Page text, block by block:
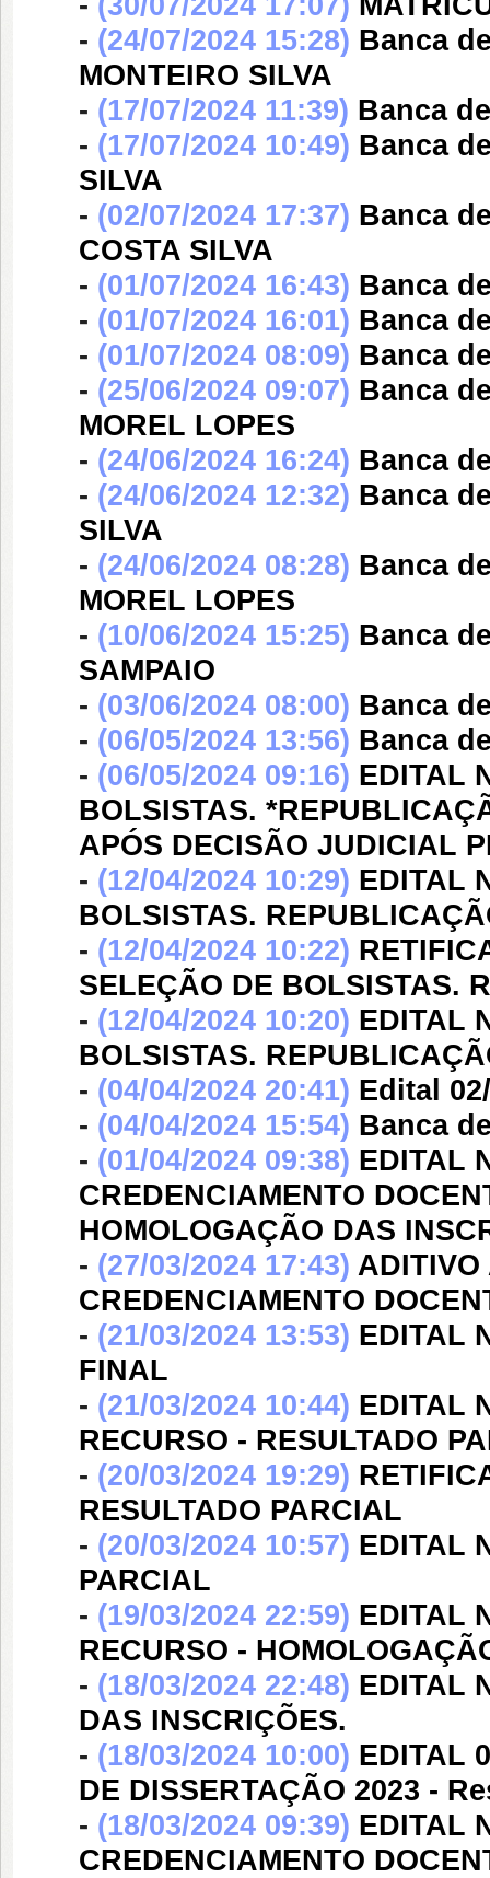
- (24/07/2024 15:28) Banca
MONTEIRO SILVA
- (17/07/2024 11:39) Banca
- (17/07/2024 10:49) Banca
SILVA
- (02/07/2024 17:37) Banca
COSTA SILVA
- (01/07/2024 16:43) Banca
- (01/07/2024 16:01) Banca
- (01/07/2024 08:09) Banca
- (25/06/2024 09:07) Banca
MOREL LOPES
- (24/06/2024 16:24) Banca
- (24/06/2024 12:32) Banca
SILVA
- (24/06/2024 08:28) Banca
MOREL LOPES
- (10/06/2024 15:25) Banca
SAMPAIO
- (03/06/2024 08:00) Banca
- (06/05/2024 13:56) Banca
- (06/05/2024 09:16) EDITAL
BOLSISTAS.
APÓS DECISÃO JUDICIAL
- (12/04/2024 10:29) EDITAL
BOLSISTAS.
- (12/04/2024 10:22)
SELEÇÃO DE BOLSISTAS.
- (12/04/2024 10:20) EDITAL
BOLSISTAS.
- (04/04/2024 20:41) Edital
- (04/04/2024 15:54) Banca
- (01/04/2024 09:38) EDITAL
CREDENCIAMENTO
HOMOLOGAÇÃO DAS
- (27/03/2024 17:43) ADITIVO
CREDENCIAMENTO
- (21/03/2024 13:53) EDITAL
FINAL
- (21/03/2024 10:44) EDITAL
RECURSO - RESULTADO
- (20/03/2024 19:29)
RESULTADO PARCIAL
- (20/03/2024 10:57) EDITAL
PARCIAL
- (19/03/2024 22:59) EDITAL
RECURSO -
- (18/03/2024 22:48) EDITAL
DAS INSCRIÇÕES.
- (18/03/2024 10:00) EDITAL
DE DISSERTAÇÃO 2023 -
- (18/03/2024 09:39) EDITAL
CREDENCIAMENTO